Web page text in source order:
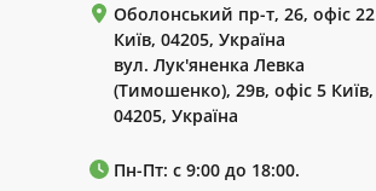
Оболонський пр-т, 26, офіс 22
Київ, 04205, Україна
вул. Лук'яненка Левка
(Тимошенко), 29в, офіс 5 Київ,
04205, Україна
Пн-Пт: с 9:00 до 18:00.